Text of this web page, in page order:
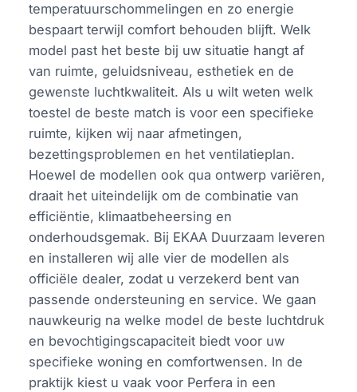
temperatuurschommelingen en zo energie
bespaart terwijl comfort behouden blijft. Welk
model past het beste bij uw situatie hangt af
van ruimte, geluidsniveau, esthetiek en de
gewenste luchtkwaliteit. Als u wilt weten welk
toestel de beste match is voor een specifieke
ruimte, kijken wij naar afmetingen,
bezettingsproblemen en het ventilatieplan.
Hoewel de modellen ook qua ontwerp variëren,
draait het uiteindelijk om de combinatie van
efficiëntie, klimaatbeheersing en
onderhoudsgemak. Bij EKAA Duurzaam leveren
en installeren wij alle vier de modellen als
officiële dealer, zodat u verzekerd bent van
passende ondersteuning en service. We gaan
nauwkeurig na welke model de beste luchtdruk
en bevochtigingscapaciteit biedt voor uw
specifieke woning en comfortwensen. In de
praktijk kiest u vaak voor Perfera in een